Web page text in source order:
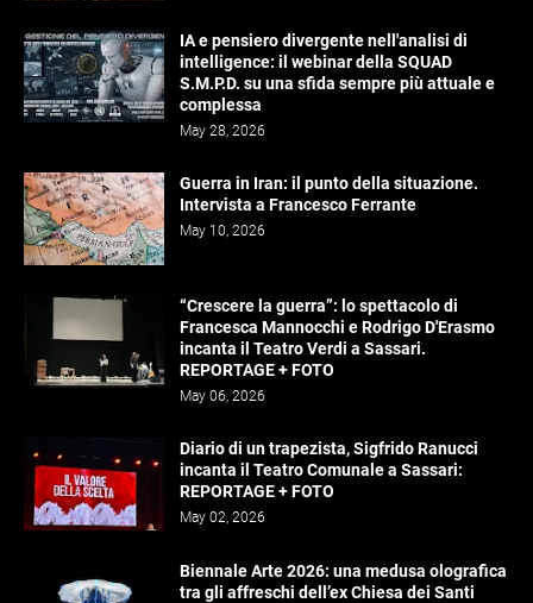
IA e pensiero divergente nell'analisi di
intelligence: il webinar della SQUAD
S.M.P.D. su una sfida sempre più attuale e
complessa
May 28, 2026
Guerra in Iran: il punto della situazione.
Intervista a Francesco Ferrante
May 10, 2026
“Crescere la guerra”: lo spettacolo di
Francesca Mannocchi e Rodrigo D'Erasmo
incanta il Teatro Verdi a Sassari.
REPORTAGE + FOTO
May 06, 2026
Diario di un trapezista, Sigfrido Ranucci
incanta il Teatro Comunale a Sassari:
REPORTAGE + FOTO
May 02, 2026
Biennale Arte 2026: una medusa olografica
tra gli affreschi dell’ex Chiesa dei Santi